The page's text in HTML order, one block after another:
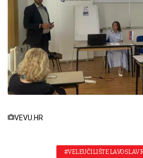
VEVU.HR
#VELEUČILIŠTE LAVOSLAV